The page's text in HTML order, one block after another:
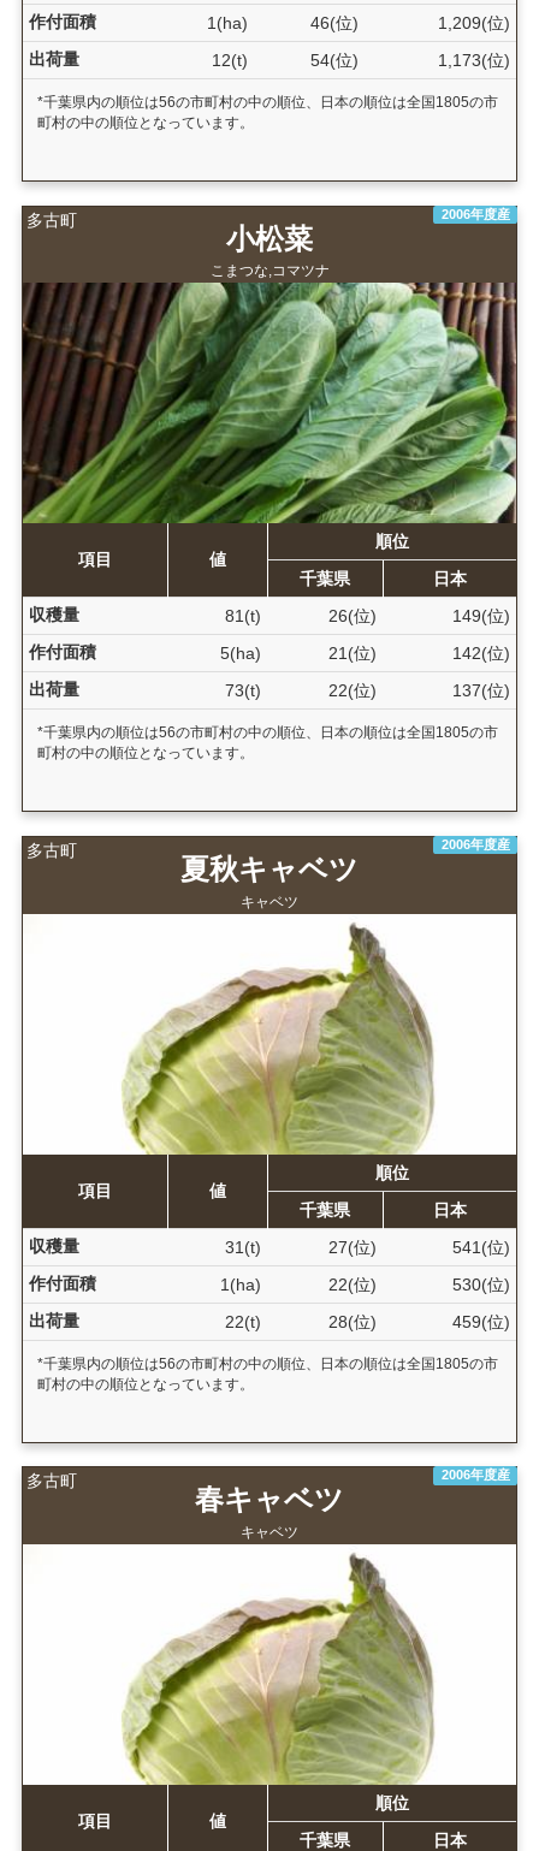
作付面積 1(ha) 46(位)
1,209(位)
出荷量
12(t) 54(位) 1,173(位)
*千葉県内の順位は56の市町村の中の順位、日本の順位は全国1805の市
町村の中の順位となっています。
多古町 2006年度産
小松菜
こまつな,コマツナ
項目 値
順位
千葉県
日本
収穫量
81(t) 26(位)
149(位)
作付面積
5(ha) 21(位)
142(位)
出荷量
73(t) 22(位) 137(位)
*千葉県内の順位は56の市町村の中の順位、日本の順位は全国1805の市
町村の中の順位となっています。
多古町 2006年度産
夏秋キャベツ
キャベツ
項目 値
順位
千葉県
日本
収穫量
31(t) 27(位)
541(位)
作付面積
1(ha) 22(位)
530(位)
出荷量
22(t) 28(位) 459(位)
*千葉県内の順位は56の市町村の中の順位、日本の順位は全国1805の市
町村の中の順位となっています。
多古町 2006年度産
春キャベツ
キャベツ
項目 値
順位
千葉県
日本